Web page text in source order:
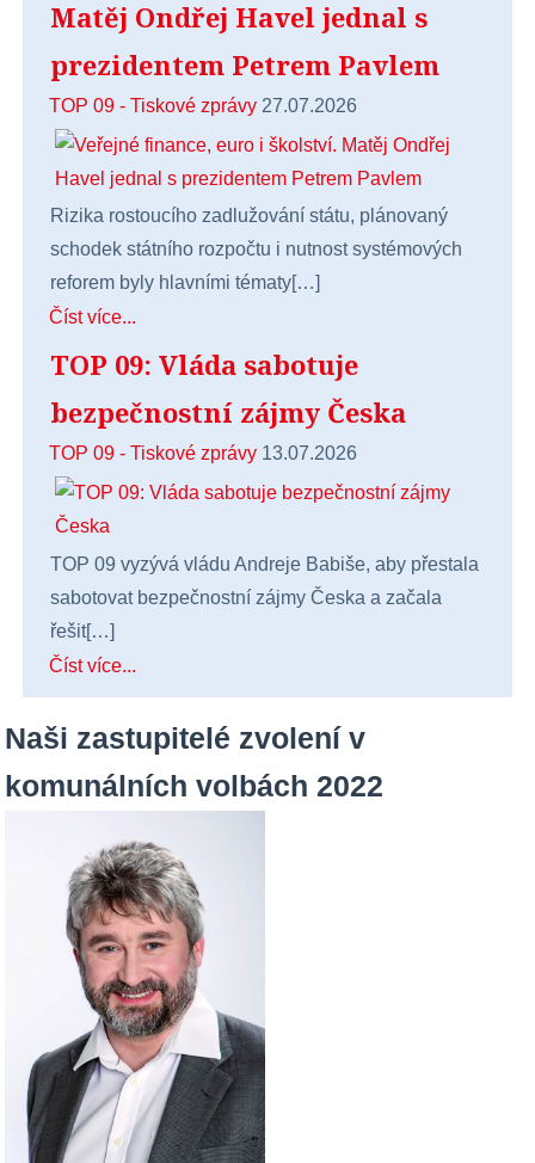
Matěj Ondřej Havel jednal s
prezidentem Petrem Pavlem
TOP 09 - Tiskové zprávy 27.07.2026
Rizika rostoucího zadlužování státu, plánovaný
schodek státního rozpočtu i nutnost systémových
reforem byly hlavními tématy[…]
Číst více...
TOP 09: Vláda sabotuje
bezpečnostní zájmy Česka
TOP 09 - Tiskové zprávy 13.07.2026
TOP 09 vyzývá vládu Andreje Babiše, aby přestala
sabotovat bezpečnostní zájmy Česka a začala
řešit[…]
Číst více...
Naši zastupitelé zvolení v
komunálních volbách 2022